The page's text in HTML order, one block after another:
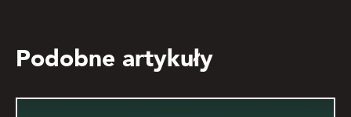
Podobne artykuły